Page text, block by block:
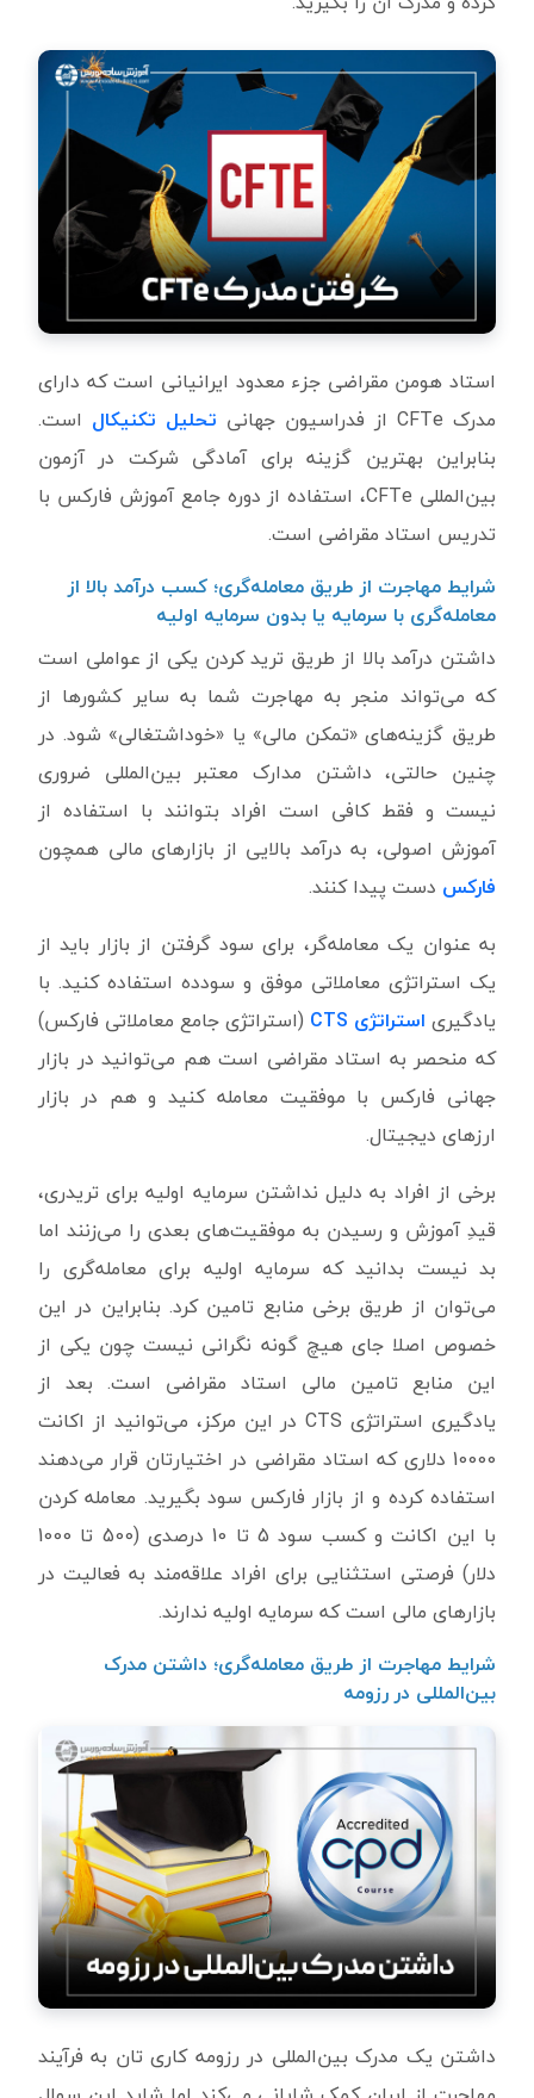
استاد هومن مقراضی جزء معدود ایرانیانی است که دارای
مدرک CFTe از فدراسیون جهانی
تحلیل تکنیکال است.
بنابراین بهترین گزینه برای آمادگی شرکت در آزمون
بین‌المللی CFTe، استفاده از دوره جامع آموزش فارکس با
تدریس استاد مقراضی است.
شرایط مهاجرت از طریق معامله‌گری؛ کسب درآمد بالا از
معامله‌گری با سرمایه یا بدون سرمایه اولیه
داشتن درآمد بالا از طریق ترید کردن یکی از عواملی است
که می‌تواند منجر به مهاجرت شما به سایر کشورها از
طریق گزینه‌های «تمکن مالی» یا «خوداشتغالی» شود. در
چنین حالتی، داشتن مدارک معتبر بین‌المللی ضروری
نیست و فقط کافی است افراد بتوانند با استفاده از
آموزش اصولی، به درآمد بالایی از بازارهای مالی همچون
فارکس دست پیدا کنند.
به عنوان یک معامله‌گر، برای سود گرفتن از بازار باید از
یک استراتژی معاملاتی موفق و سودده استفاده کنید. با
یادگیری استراتژی CTS
(استراتژی جامع معاملاتی فارکس)
که منحصر به استاد مقراضی است هم می‌توانید در بازار
جهانی فارکس با موفقیت معامله کنید و هم در بازار
ارزهای دیجیتال.
برخی از افراد به دلیل نداشتن سرمایه اولیه برای تریدری،
قیدِ آموزش و رسیدن به موفقیت‌های بعدی را می‌زنند اما
بد نیست بدانید که سرمایه اولیه برای معامله‌گری را
می‌توان از طریق برخی منابع تامین کرد. بنابراین در این
خصوص اصلا جای هیچ گونه نگرانی نیست چون یکی از
این منابع تامین مالی استاد مقراضی است. بعد از
یادگیری استراتژی CTS در این مرکز، می‌توانید از اکانت
10000 دلاری که استاد مقراضی در اختیارتان قرار می‌دهند
استفاده کرده و از بازار فارکس سود بگیرید. معامله کردن
با این اکانت و کسب سود 5 تا 10 درصدی (500 تا 1000
دلار) فرصتی استثنایی برای افراد علاقه‌مند به فعالیت در
بازارهای مالی است که سرمایه اولیه ندارند.
شرایط مهاجرت از طریق معامله‌گری؛ داشتن مدرک
بین‌المللی در رزومه
داشتن یک مدرک بین‌المللی در رزومه کاری تان به فرآیند